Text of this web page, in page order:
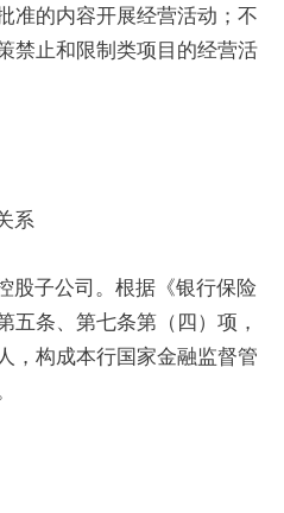
准的内容开展经营活动；不
禁止和限制类项目的经营活
系
股子公司。根据《银行保险
五条、第七条第（四）项，
，构成本行国家金融监督管